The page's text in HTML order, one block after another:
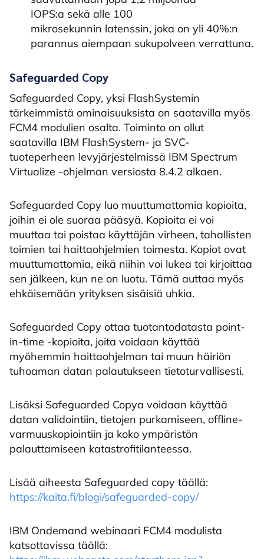
IOPS:a sekä alle 100
mikrosekunnin latenssin, joka on yli 40%:n
parannus aiempaan sukupolveen verrattuna.
Safeguarded Copy
Safeguarded Copy, yksi FlashSystemin
tärkeimmistä ominaisuuksista on saatavilla myös
FCM4 modulien osalta. Toiminto on ollut
saatavilla IBM FlashSystem- ja SVC-
tuoteperheen levyjärjestelmissä IBM Spectrum
Virtualize -ohjelman versiosta 8.4.2 alkaen.
Safeguarded Copy luo muuttumattomia kopioita,
joihin ei ole suoraa pääsyä. Kopioita ei voi
muuttaa tai poistaa käyttäjän virheen, tahallisten
toimien tai haittaohjelmien toimesta. Kopiot ovat
muuttumattomia, eikä niihin voi lukea tai kirjoittaa
sen jälkeen, kun ne on luotu. Tämä auttaa myös
ehkäisemään yrityksen sisäisiä uhkia.
Safeguarded Copy ottaa tuotantodatasta point-
in-time -kopioita, joita voidaan käyttää
myöhemmin haittaohjelman tai muun häiriön
tuhoaman datan palautukseen tietoturvallisesti.
Lisäksi Safeguarded Copya voidaan käyttää
datan validointiin, tietojen purkamiseen, offline-
varmuuskopiointiin ja koko ympäristön
palauttamiseen katastrofitilanteessa.
Lisää aiheesta Safeguarded copy täällä:
https://kaita.fi/blogi/safeguarded-copy/
IBM Ondemand webinaari FCM4 modulista
katsottavissa täällä: